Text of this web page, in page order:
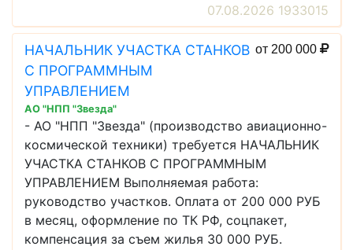
07.08.2026 1933015
НАЧАЛЬНИК УЧАСТКА СТАНКОВ
С ПРОГРАММНЫМ
УПРАВЛЕНИЕМ
от 200 000
АО "НПП "Звезда"
- АО "НПП "Звезда" (производство авиационно-
космической техники) требуется НАЧАЛЬНИК
УЧАСТКА СТАНКОВ С ПРОГРАММНЫМ
УПРАВЛЕНИЕМ Выполняемая работа:
руководство участков. Оплата от 200 000 РУБ
в месяц, оформление по ТК РФ, соцпакет,
компенсация за съем жилья 30 000 РУБ.